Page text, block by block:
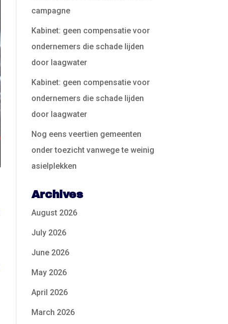
campagne
Kabinet: geen compensatie voor
ondernemers die schade lijden
door laagwater
Kabinet: geen compensatie voor
ondernemers die schade lijden
door laagwater
Nog eens veertien gemeenten
onder toezicht vanwege te weinig
asielplekken
Archives
August 2026
July 2026
June 2026
May 2026
April 2026
March 2026